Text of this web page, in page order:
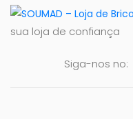
sua loja de confiança
Siga-nos no: